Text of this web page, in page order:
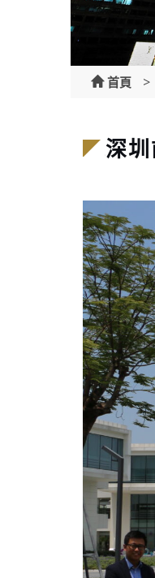
首頁 >
深